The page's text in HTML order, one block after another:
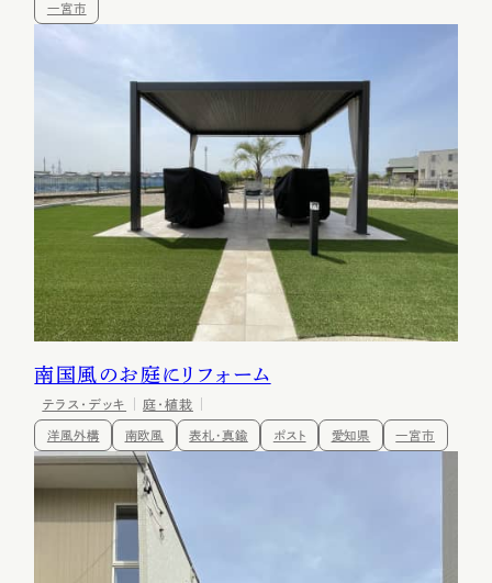
一宮市
南国風のお庭にリフォーム
テラス・デッキ 庭・植栽
洋風外構 南欧風 表札・真鍮 ポスト 愛知県 一宮市